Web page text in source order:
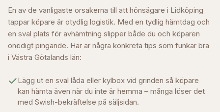
En av de vanligaste orsakerna till att hönsägare i Lidköping
tappar köpare är otydlig logistik. Med en tydlig hämtdag och
en sval plats för avhämtning slipper både du och köparen
onödigt pingande. Här är några konkreta tips som funkar bra
i Västra Götalands län:
Lägg ut en sval låda eller kylbox vid grinden så köpare
kan hämta även när du inte är hemma – många löser det
med Swish-bekräftelse på säljsidan.